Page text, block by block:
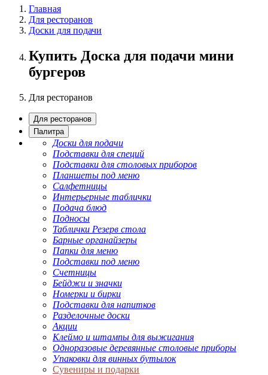
Главная
Для ресторанов
Доски для подачи
Купить Доска для подачи мини
бургеров
Для ресторанов
Для ресторанов
Палитра
Доски для подачи
Подставки для специй
Подставки для столовых приборов
Планшеты под меню
Салфетницы
Интерьерные таблички
Подача блюд
Подносы
Таблички Резерв стола
Барные органайзеры
Папки для меню
Подставки под меню
Счетницы
Бейджи и значки
Номерки и бирки
Подставки для напитков
Разделочные доски
Акции
Клеймо и штампы для выжигания
Одноразовые деревянные столовые приборы
Упаковки для винных бутылок
Сувениры и подарки